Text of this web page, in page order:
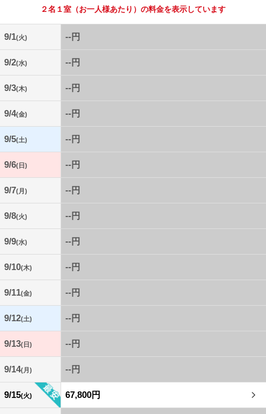
２名１室 （お一人様あたり）の料金を表示しています
9/1(火) --円
9/2(水) --円
9/3(木) --円
9/4(金) --円
9/5(土) --円
9/6(日) --円
9/7(月) --円
9/8(火) --円
9/9(水) --円
9/10(木) --円
9/11(金) --円
9/12(土) --円
9/13(日) --円
9/14(月) --円
9/15(火) 67,800円